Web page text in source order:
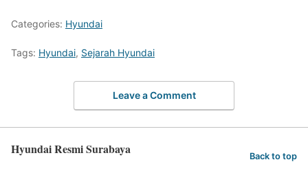
Categories: Hyundai
Tags: Hyundai, Sejarah Hyundai
Leave a Comment
Hyundai Resmi Surabaya Back to top